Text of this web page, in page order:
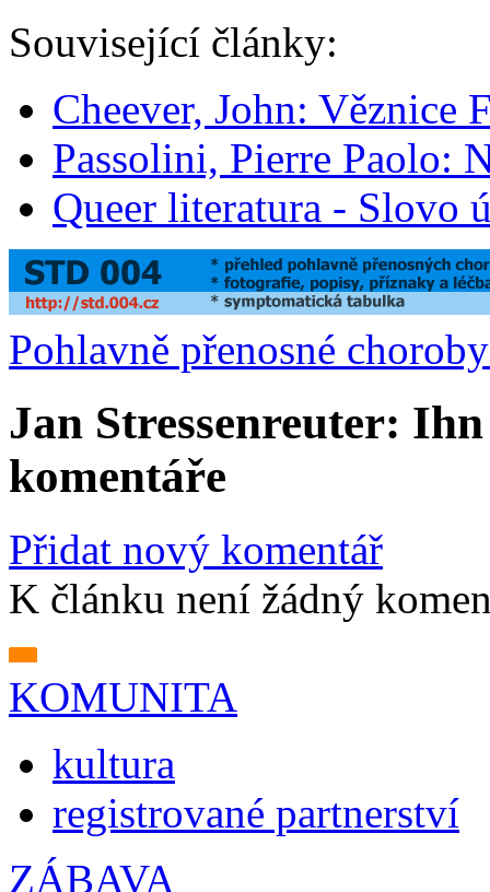
Související články:
Cheever, John: Věznice
Passolini, Pierre Paolo:
Queer literatura - Slovo
Pohlavně přenosné
Jan Stressenreuter:
komentáře
Přidat nový komentář
K článku není žádný
KOMUNITA
kultura
registrované partnerství
ZÁBAVA